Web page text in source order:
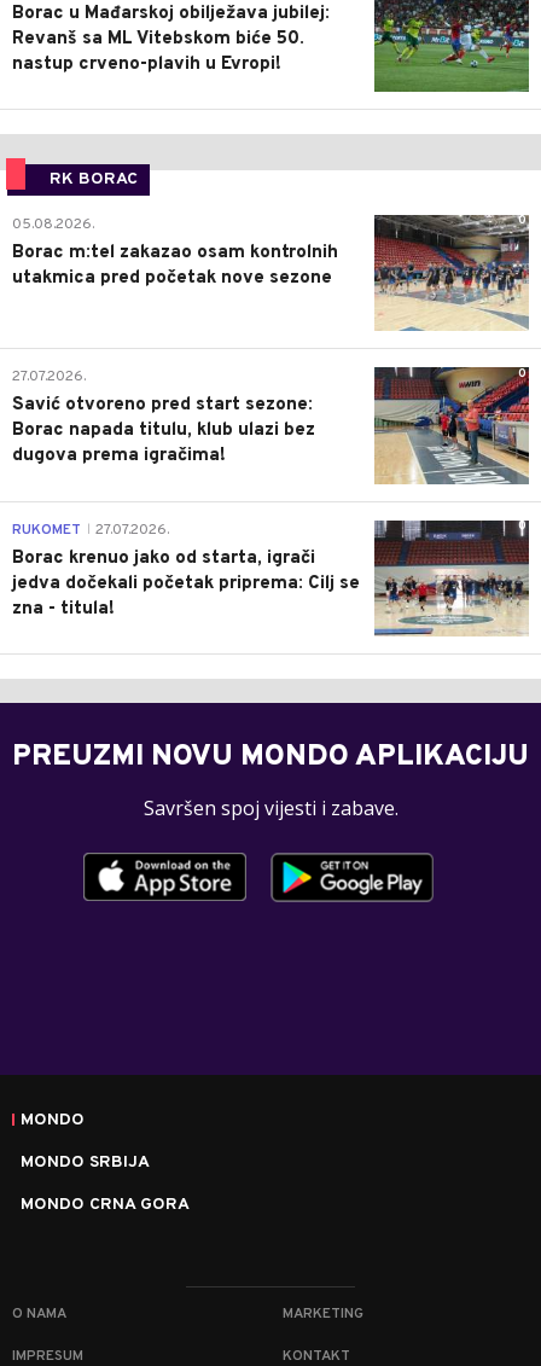
Borac u Mađarskoj obilježava jubilej:
Revanš sa ML Vitebskom biće 50.
nastup crveno-plavih u Evropi!
RK BORAC
0
05.08.2026.
Borac m:tel zakazao osam kontrolnih
utakmica pred početak nove sezone
0
27.07.2026.
Savić otvoreno pred start sezone:
Borac napada titulu, klub ulazi bez
dugova prema igračima!
0
RUKOMET 27.07.2026.
Borac krenuo jako od starta, igrači
jedva dočekali početak priprema: Cilj se
zna - titula!
PREUZMI NOVU MONDO APLIKACIJU
Savršen spoj vijesti i zabave.
MONDO
MONDO SRBIJA
MONDO CRNA GORA
O NAMA MARKETING
IMPRESUM KONTAKT